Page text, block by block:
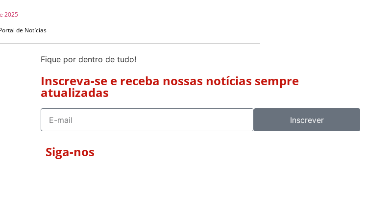
2025
de Notícias
Fique por dentro de tudo!
Inscreva-se e receba nossas notícias sempre
atualizadas
Inscrever
Siga-nos